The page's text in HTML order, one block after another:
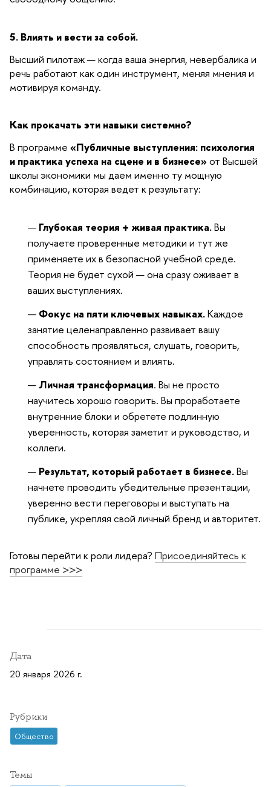
5. Влиять и вести за собой.
Высший пилотаж — когда ваша энергия, невербалика и
речь работают как один инструмент, меняя мнения и
мотивируя команду.
Как прокачать эти навыки системно?
В программе «Публичные выступления: психология
и практика успеха на сцене и в бизнесе» от Высшей
школы экономики мы даем именно ту мощную
комбинацию, которая ведет к результату:
Глубокая теория + живая практика.Вы
получаете проверенные методики и тут же
применяете их в безопасной учебной среде.
Теория не будет сухой — она сразу оживает в
ваших выступлениях.
Фокус на пяти ключевых навыках.Каждое
занятие целенаправленно развивает вашу
способность проявляться, слушать, говорить,
управлять состоянием и влиять.
Личная трансформация. Вы не просто
научитесь хорошо говорить. Вы проработаете
внутренние блоки и обретете подлинную
уверенность, которая заметит и руководство, и
коллеги.
Результат, который работает в бизнесе.Вы
начнете проводить убедительные презентации,
уверенно вести переговоры и выступать на
публике, укрепляя свой личный бренд и авторитет.
Готовы перейти к роли лидера? Присоединяйтесь к
программе >>>
Дата
20 января 2026 г.
Рубрики
Общество
Темы